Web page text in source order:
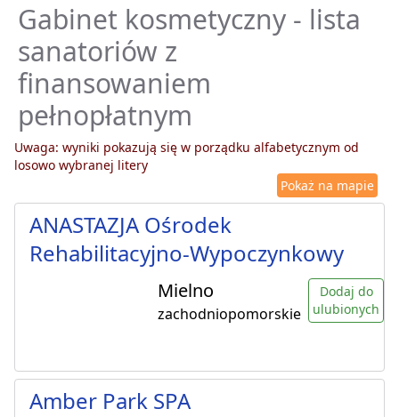
Gabinet kosmetyczny - lista
sanatoriów z
finansowaniem
pełnopłatnym
Uwaga: wyniki pokazują się w porządku alfabetycznym od
losowo wybranej litery
Pokaż na mapie
ANASTAZJA Ośrodek
Rehabilitacyjno-Wypoczynkowy
Mielno
zachodniopomorskie
Dodaj do
ulubionych
Amber Park SPA